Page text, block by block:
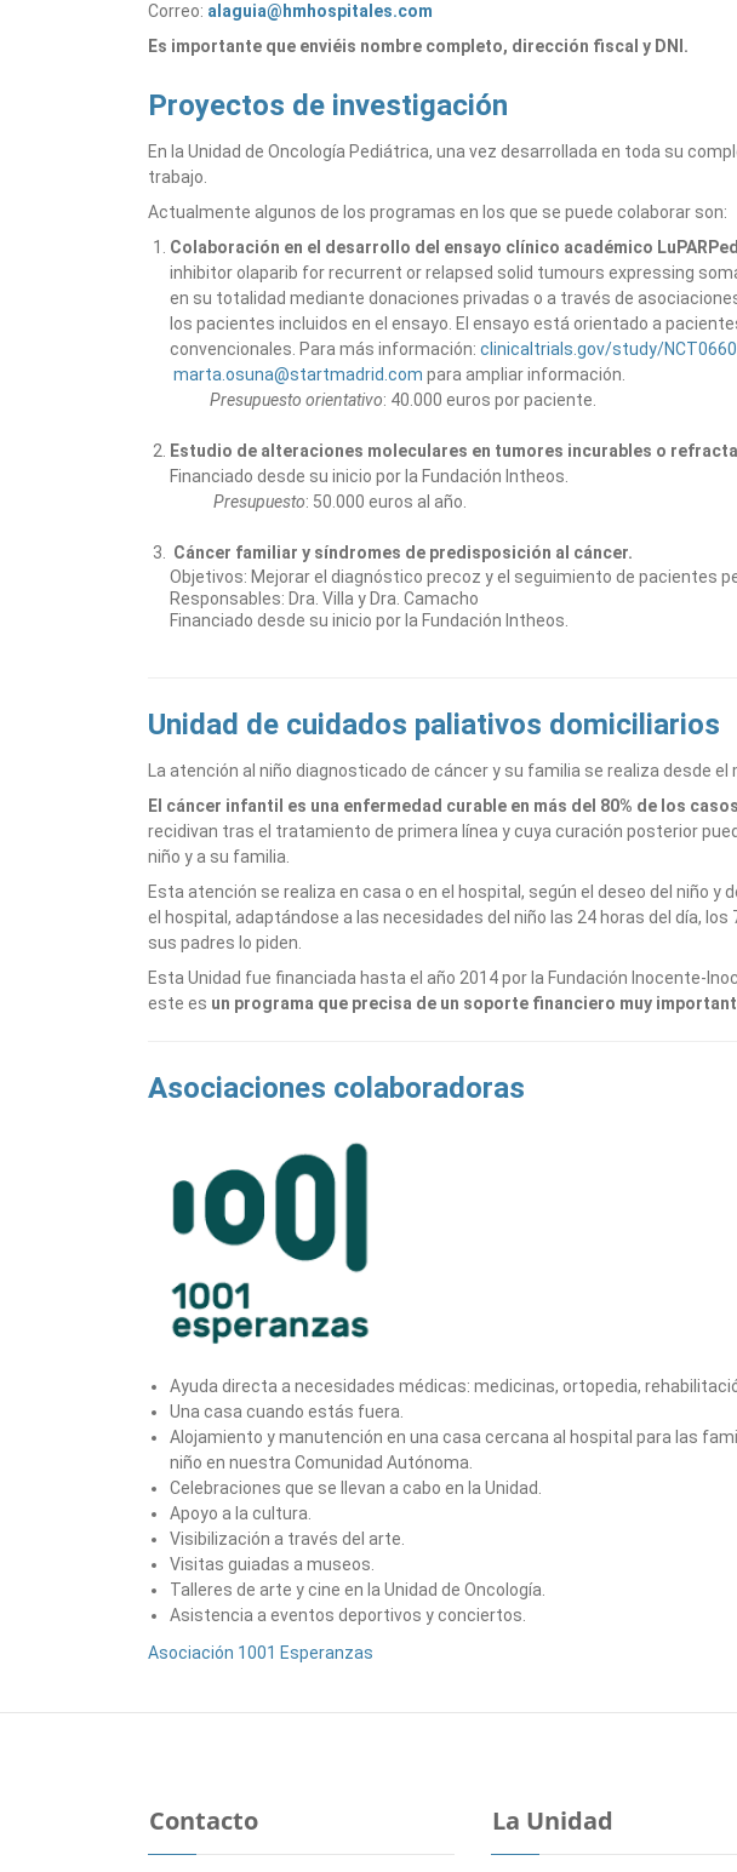
Correo: alaguia@hmhospitales.com
Es importante que enviéis nombre completo, dirección fiscal y DNI.
Proyectos de investigación
En la Unidad de Oncología Pediátrica, una vez desarrollada en toda su
trabajo.
Actualmente algunos de los programas en los que se puede colaborar son:
Colaboración en el desarrollo del ensayo clínico académico
inhibitor olaparib for recurrent or relapsed solid tumours expressing
en su totalidad mediante donaciones privadas o a través de
los pacientes incluidos en el ensayo. El ensayo está orientado a
convencionales. Para más información: clinicaltrials.gov/study/
marta.osuna@startmadrid.com para ampliar información.
Presupuesto orientativo: 40.000 euros por paciente.
Estudio de alteraciones moleculares en tumores incurables o
Financiado desde su inicio por la Fundación Intheos.
Presupuesto: 50.000 euros al año.
Cáncer familiar y síndromes de predisposición al cáncer.
Objetivos: Mejorar el diagnóstico precoz y el seguimiento de pacientes
Responsables: Dra. Villa y Dra. Camacho
Financiado desde su inicio por la Fundación Intheos.
Unidad de cuidados paliativos domiciliarios
La atención al niño diagnosticado de cáncer y su familia se realiza desde
El cáncer infantil es una enfermedad curable en más del 80% de los
recidivan tras el tratamiento de primera línea y cuya curación posterior
niño y a su familia.
Esta atención se realiza en casa o en el hospital, según el deseo del niño
el hospital, adaptándose a las necesidades del niño las 24 horas del día,
sus padres lo piden.
Esta Unidad fue financiada hasta el año 2014 por la Fundación Inocente-
este es un programa que precisa de un soporte financiero muy
Asociaciones colaboradoras
Ayuda directa a necesidades médicas: medicinas, ortopedia,
Una casa cuando estás fuera.
Alojamiento y manutención en una casa cercana al hospital para las
niño en nuestra Comunidad Autónoma.
Celebraciones que se llevan a cabo en la Unidad.
Apoyo a la cultura.
Visibilización a través del arte.
Visitas guiadas a museos.
Talleres de arte y cine en la Unidad de Oncología.
Asistencia a eventos deportivos y conciertos.
Asociación 1001 Esperanzas
Contacto La Unidad